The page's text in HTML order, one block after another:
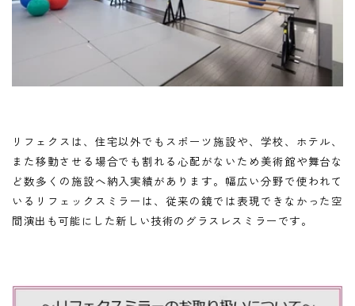
リフェクスは、住宅以外でもスポーツ施設や、学校、ホテル、
また移動させる場合でも割れる心配がないため美術館や舞台な
ど数多くの施設へ納入実績があります。幅広い分野で使われて
いるリフェックスミラーは、従来の鏡では表現できなかった空
間演出も可能にした新しい技術のグラスレスミラーです。